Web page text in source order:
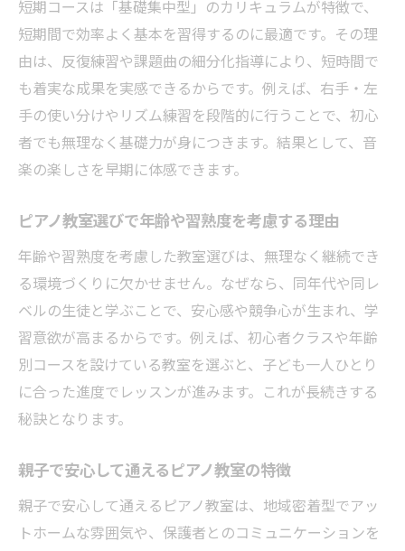
短期コースは「基礎集中型」のカリキュラムが特徴で、
短期間で効率よく基本を習得するのに最適です。その理
由は、反復練習や課題曲の細分化指導により、短時間で
も着実な成果を実感できるからです。例えば、右手・左
手の使い分けやリズム練習を段階的に行うことで、初心
者でも無理なく基礎力が身につきます。結果として、音
楽の楽しさを早期に体感できます。
ピアノ教室選びで年齢や習熟度を考慮する理由
年齢や習熟度を考慮した教室選びは、無理なく継続でき
る環境づくりに欠かせません。なぜなら、同年代や同レ
ベルの生徒と学ぶことで、安心感や競争心が生まれ、学
習意欲が高まるからです。例えば、初心者クラスや年齢
別コースを設けている教室を選ぶと、子ども一人ひとり
に合った進度でレッスンが進みます。これが長続きする
秘訣となります。
親子で安心して通えるピアノ教室の特徴
親子で安心して通えるピアノ教室は、地域密着型でアッ
トホームな雰囲気や、保護者とのコミュニケーションを